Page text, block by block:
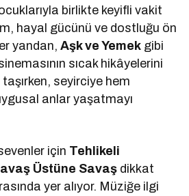
birlikte keyifli vakit
hayal gücünü ve dostluğu ön
yandan,Aşk ve Yemek gibi
sıcak hikâyelerini
seyirciye hem
anlar yaşatmayı
için Tehlikeli
Üstüne Savaş dikkat
yer alıyor. Müziğe ilgi